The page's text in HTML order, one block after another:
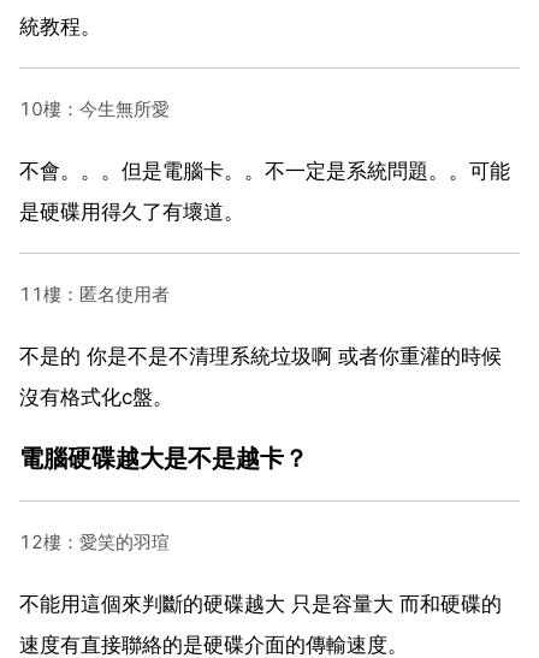
統教程。
10樓：今生無所愛
不會。。。但是電腦卡。。不一定是系統問題。。可能
是硬碟用得久了有壞道。
11樓：匿名使用者
不是的 你是不是不清理系統垃圾啊 或者你重灌的時候
沒有格式化c盤。
電腦硬碟越大是不是越卡？
12樓：愛笑的羽瑄
不能用這個來判斷的硬碟越大 只是容量大 而和硬碟的
速度有直接聯絡的是硬碟介面的傳輸速度。